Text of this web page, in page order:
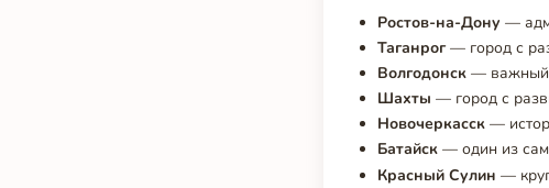
Ростов-на-Дону —
Таганрог— город с
Волгодонск — важный
Шахты — город с
Новочеркасск —
Батайск — один из
Красный Сулин —